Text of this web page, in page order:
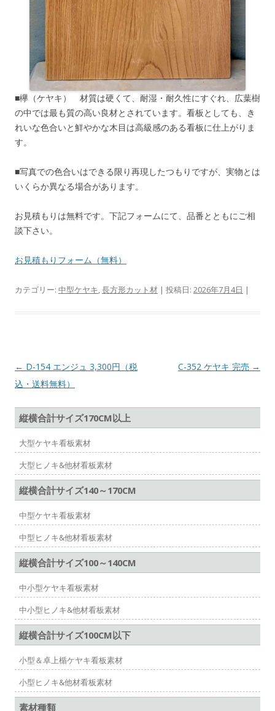
■欅（ケヤキ） 材質は硬くて、耐湿・耐久性にすぐれ、広葉樹
の中では最も質の高い良材とされています。看板としても、き
れいな色合いと鮮やかな木目は高級感のある看板に仕上がりま
す。
■写真での色合いはできる限り再現したつもりですが、実物とは
いくらか異なる場合があります。
お見積もりは無料です。下記フォームにて、品番とともにご相
談下さい。
お見積もりフォーム（無料）
カテゴリー: 中型ケヤキ,長方形カット材 | 投稿日: 2026年7月4日 |
投
稿
ビ
ー
シ
ョ
ン
← D-154 エンジュ 3,300円（税
込・送料無料）
C-352 ケヤキ 完売 →
縦横合計サイズ170CM以上
大型ケヤキ看板素材
大型ヒノキ&他材看板素材
縦横合計サイズ140～170CM
中型ケヤキ看板素材
中型ヒノキ&他材看板素材
縦横合計サイズ100～140CM
中小型ケヤキ看板素材
中小型ヒノキ&他材看板素材
縦横合計サイズ100CM以下
小型＆卓上楯ケヤキ看板素材
小型ヒノキ&他材看板素材
素材種類